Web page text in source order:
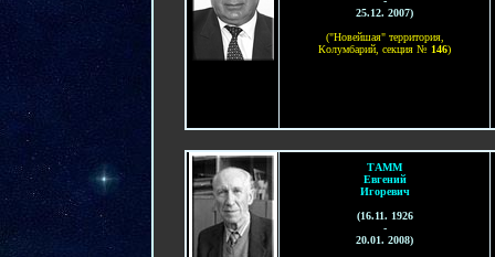
25.12. 2007)
("Новейшая" территория,
Колумбарий, секция № 146)
ТАММ
Евгений
Игоревич
(16.11. 1926
-
20.01. 2008)